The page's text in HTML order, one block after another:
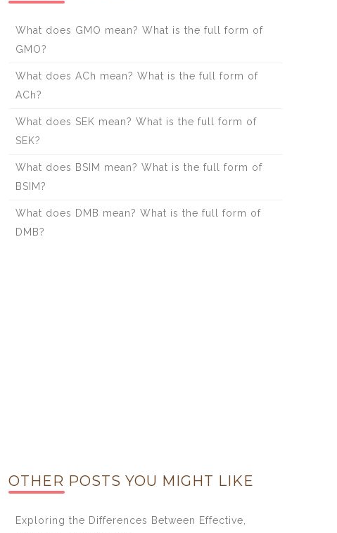
What does GMO mean? What is the full form of
GMO?
What does ACh mean? What is the full form of
ACh?
What does SEK mean? What is the full form of
SEK?
What does BSIM mean? What is the full form of
BSIM?
What does DMB mean? What is the full form of
DMB?
OTHER POSTS YOU MIGHT LIKE
Exploring the Differences Between Effective,